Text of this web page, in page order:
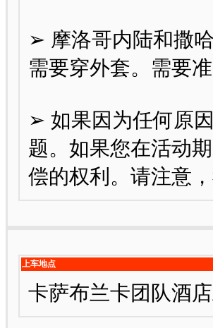
➢ 摩洛哥内陆和撒
需要穿外套。需要
➢ 如果因为任何原
题。如果您在活动
偿的权利。请注意
上车地点
卡萨布兰卡团队酒